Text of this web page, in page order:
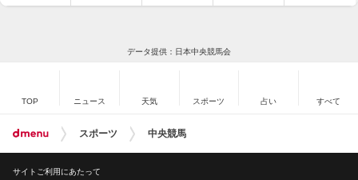
データ提供：日本中央競馬会
TOP ニュース 天気 スポーツ 占い すべて
スポーツ 中央競馬
サイトご利用にあたって